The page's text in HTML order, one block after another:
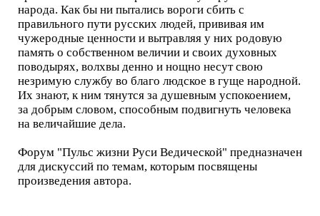
народа. Как бы ни пытались вороги сбить с
правильного пути русских людей, прививая им
чужеродные ценности и вытравляя у них родовую
память о собственном величии и своих духовных
поводырях, волхвы денно и нощно несут свою
незримую службу во благо людское в гуще народной.
Их знают, к ним тянутся за душевным успокоением,
за добрым словом, способным подвигнуть человека
на величайшие дела.
Форум "Пульс жизни Руси Ведической" предназначен
для дискуссий по темам, которым посвящены
произведения автора.